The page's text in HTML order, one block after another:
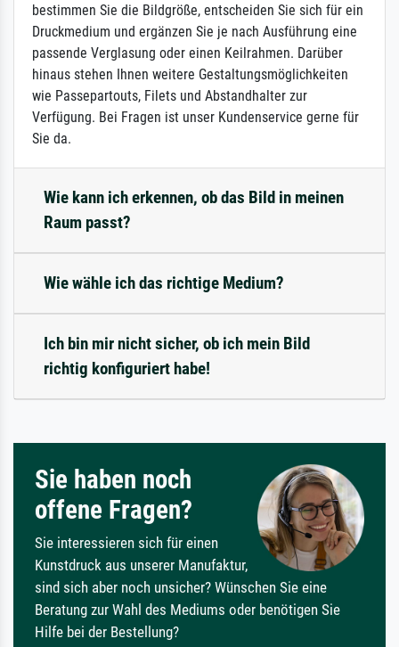
bestimmen Sie die Bildgröße, entscheiden Sie sich für ein
Druckmedium und ergänzen Sie je nach Ausführung eine
passende Verglasung oder einen Keilrahmen. Darüber
hinaus stehen Ihnen weitere Gestaltungsmöglichkeiten
wie Passepartouts, Filets und Abstandhalter zur
Verfügung. Bei Fragen ist unser Kundenservice gerne für
Sie da.
Wie kann ich erkennen, ob das Bild in meinen
Raum passt?
Wie wähle ich das richtige Medium?
Ich bin mir nicht sicher, ob ich mein Bild
richtig konfiguriert habe!
Sie haben noch
offene Fragen?
Sie interessieren sich für einen
Kunstdruck aus unserer Manufaktur,
sind sich aber noch unsicher? Wünschen Sie eine
Beratung zur Wahl des Mediums oder benötigen Sie
Hilfe bei der Bestellung?